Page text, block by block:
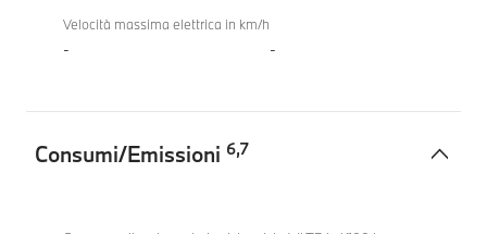
Velocità massima elettrica in km/h
- -
Consumi/Emissioni 6,7